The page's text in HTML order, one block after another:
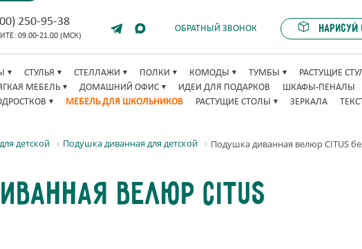
250-95-38
09.00-21.00 (МСК)
ОБРАТНЫЙ ЗВОНОК Нарисуй
СТУЛЬЯ СТЕЛЛАЖИ ПОЛКИ КОМОДЫ ТУМБЫ РАСТУЩИЕ
МЕБЕЛЬ ДОМАШНИЙ ОФИС ИДЕИ ДЛЯ ПОДАРКОВ ШКАФЫ-ПЕНАЛЫ
МЕБЕЛЬ ДЛЯ ШКОЛЬНИКОВ РАСТУЩИЕ СТОЛЫ ЗЕРКАЛА
детской Подушка диванная для детской Подушка диванная велюр CITUS
велюр CITUS